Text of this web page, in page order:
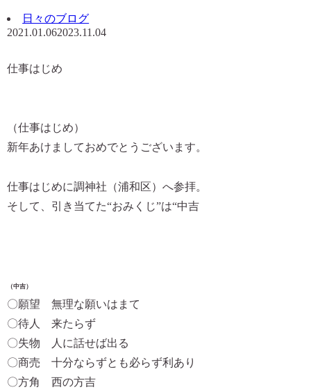
日々のブログ
2021.01.062023.11.04
仕事はじめ
（仕事はじめ）
新年あけましておめでとうございます。
仕事はじめに調神社（浦和区）へ参拝。
そして、引き当てた“おみくじ”は“中吉
（中吉）
〇願望 無理な願いはまて
〇待人 来たらず
〇失物 人に話せば出る
〇商売 十分ならずとも必らず利あり
〇方角 西の方吉